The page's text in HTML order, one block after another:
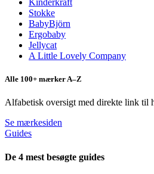
Kinderkraft
Stokke
BabyBjörn
Ergobaby
Jellycat
A Little Lovely Company
Alle 100+ mærker A–Z
Alfabetisk oversigt med direkte link til
Se mærkesiden
Guides
De 4 mest besøgte guides